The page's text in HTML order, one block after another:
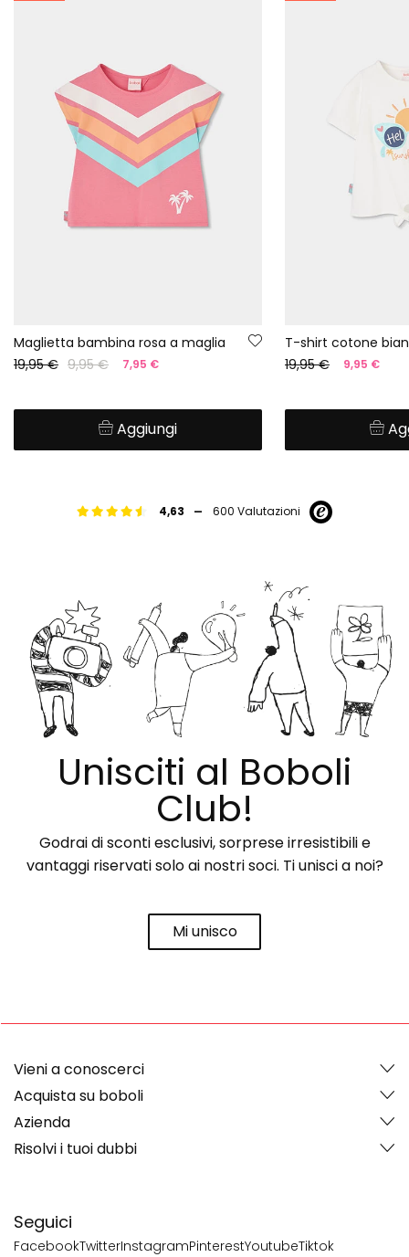
Maglietta bambina rosa a maglia
19,95 € 9,95 € 7,95 €
Aggiungi
T-shirt cotone
19,95 €
9,95 €
4,63 - 600 Valutazioni
Unisciti al Boboli
Club!
Godrai di sconti esclusivi, sorprese irresistibili e
vantaggi riservati solo ai nostri soci. Ti unisci a noi?
Mi unisco
Seguici
FacebookTwitterInstagramPinterestYoutubeTiktok
Vieni a conoscerci
Acquista su boboli
Azienda
Risolvi i tuoi dubbi